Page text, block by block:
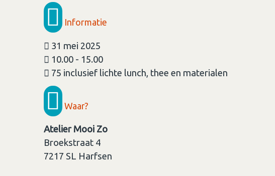
Informatie
31 mei 2025
10.00 - 15.00
75 inclusief lichte lunch, thee en materialen
Waar?
Atelier Mooi Zo
Broekstraat 4
7217 SL Harfsen